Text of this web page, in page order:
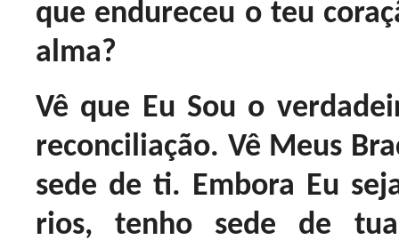
que endureceu o teu
alma?
Vê que Eu Sou o
reconciliação. Vê Meus
sede de ti. Embora Eu
rios, tenho sede de